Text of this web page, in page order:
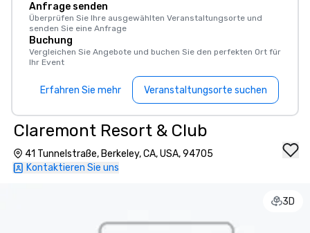
Anfrage senden
Überprüfen Sie Ihre ausgewählten Veranstaltungsorte und
senden Sie eine Anfrage
Buchung
Vergleichen Sie Angebote und buchen Sie den perfekten Ort für
Ihr Event
Erfahren Sie mehr Veranstaltungsorte suchen
Claremont Resort & Club
41 Tunnelstraße, Berkeley, CA, USA, 94705
Kontaktieren Sie uns
3D